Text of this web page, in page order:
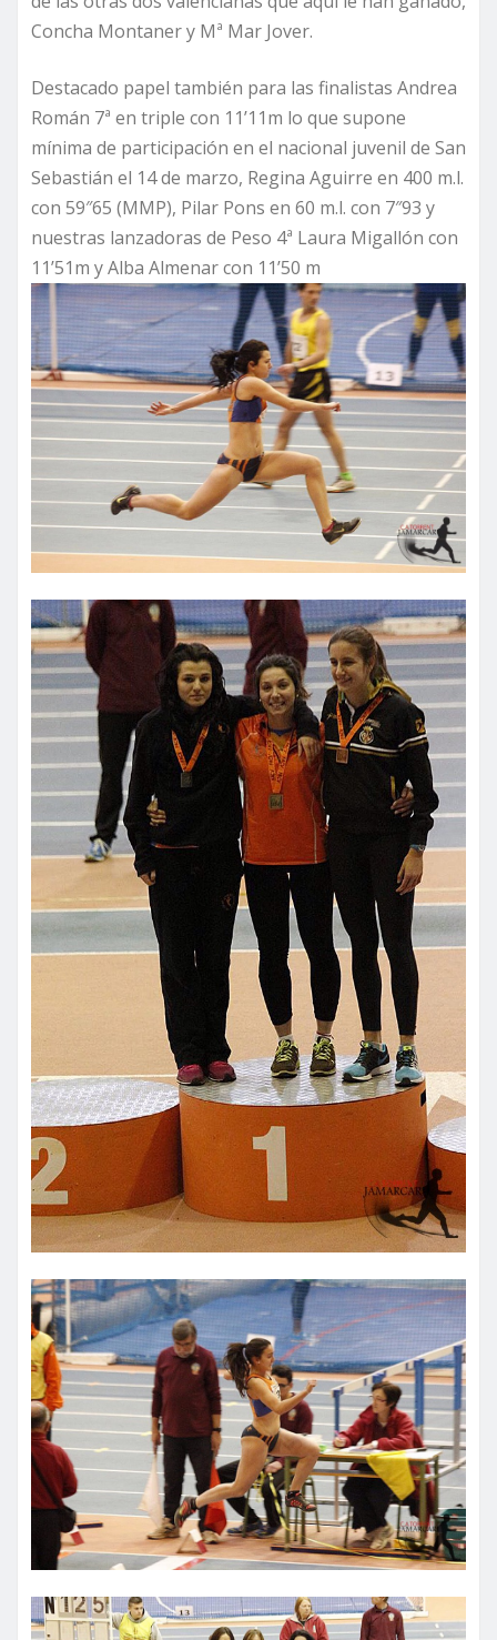
Concha Montaner y Mª Mar Jover.
Destacado papel también para las finalistas Andrea
Román 7ª en triple con 11’11m lo que supone
mínima de participación en el nacional juvenil de San
Sebastián el 14 de marzo, Regina Aguirre en 400 m.l.
con 59″65 (MMP), Pilar Pons en 60 m.l. con 7″93 y
nuestras lanzadoras de Peso 4ª Laura Migallón con
11’51m y Alba Almenar con 11’50 m